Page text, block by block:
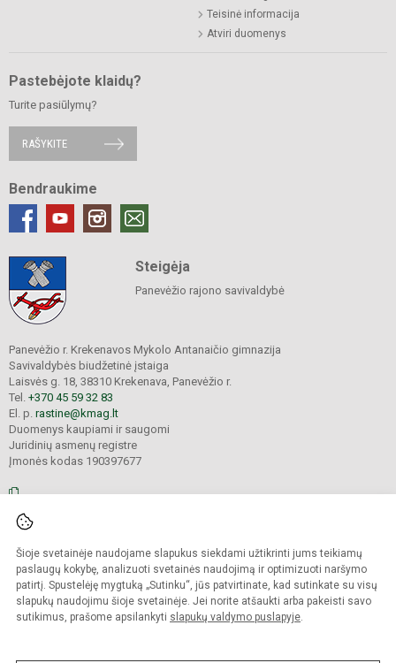
Šioje svetainėje naudojame slapukus siekdami užtikrinti jums teikiamų
paslaugų kokybę, analizuoti svetainės naudojimą ir optimizuoti naršymo
patirtį. Spustelėję mygtuką „Sutinku“, jūs patvirtinate, kad sutinkate su visų
slapukų naudojimu šioje svetainėje. Jei norite atšaukti arba pakeisti savo
sutikimus, prašome apsilankyti slapukų valdymo puslapyje.
Teisinė informacija
Atviri duomenys
Pastebėjote klaidų?
Turite pasiūlymų?
RAŠYKITE
Bendraukime
Steigėja
Panevėžio rajono savivaldybė
Panevėžio r. Krekenavos Mykolo Antanaičio gimnazija
Savivaldybės biudžetinė įstaiga
Laisvės g. 18, 38310 Krekenava, Panevėžio r.
Tel. +370 45 59 32 83
El. p. rastine@kmag.lt
Duomenys kaupiami ir saugomi
Juridinių asmenų registre
Įmonės kodas 190397677
saugomos.
Kopijuoti turinį be raštiško gimnazijos sutikimo griežtai draudžiama.
Prieinamumo paraiška Slapukų valdymas
Sumanus būdas atnaujinti